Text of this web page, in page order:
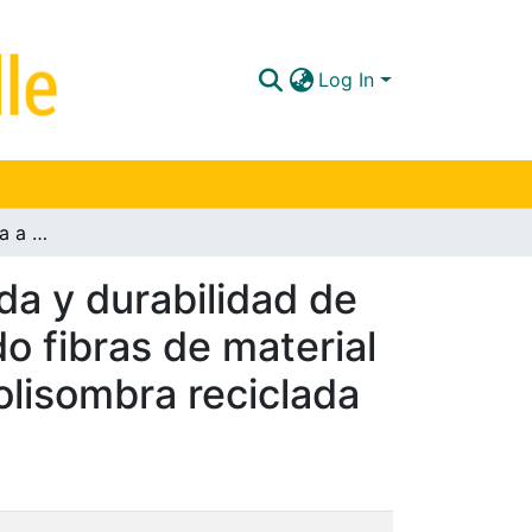
Log In
Análisis de resistencia a la compresión inconfinada y durabilidad de un suelo arcilloso estabilizado con cal adicionando fibras de material no biodegradable, polietileno de alta densidad polisombra reciclada
y durabilidad de
fibras de material
reciclada